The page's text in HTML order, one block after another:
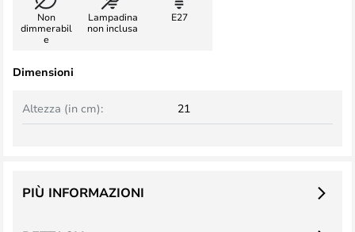
Non
dimmerabil
e
Lampadina
non inclusa
E27
Dimensioni
Altezza (in cm): 21
PIÙ INFORMAZIONI